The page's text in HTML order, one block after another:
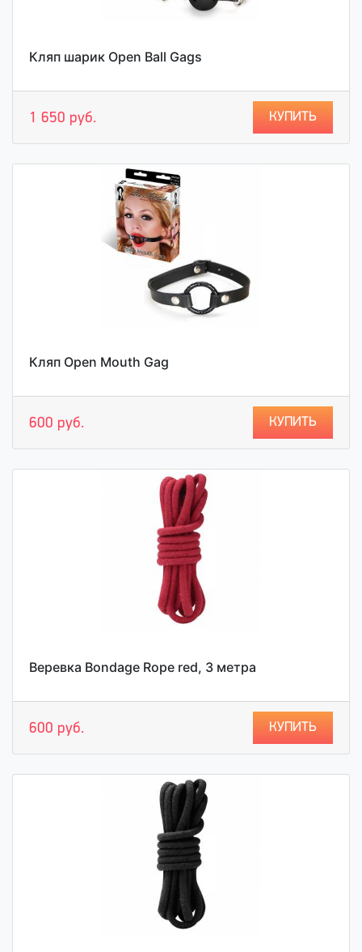
Кляп шарик Open Ball Gags
1 650 руб. КУПИТЬ
Кляп Open Mouth Gag
600 руб. КУПИТЬ
Веревка Bondage Rope red, 3 метра
600 руб. КУПИТЬ